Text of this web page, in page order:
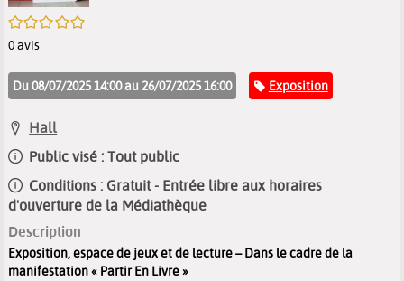
/5
0avis
Du 08/07/2025 14:00 au 26/07/2025 16:00 Catégorie
Exposition
Hall
Public visé :Tout public
Conditions : Gratuit - Entrée libre aux horaires
d'ouverture de la Médiathèque
Description
Exposition, espace de jeux et de lecture – Dans le cadre de la
manifestation « Partir En Livre »